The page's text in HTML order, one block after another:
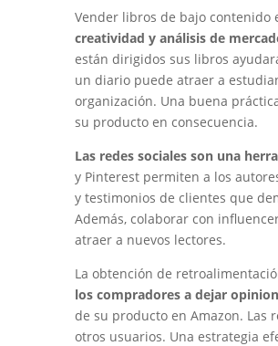
Vender libros de bajo contenido
creatividad y análisis de
están dirigidos sus libros
un diario puede atraer a
organización. Una buena
su producto en consecuencia.
Las redes sociales son una
y Pinterest permiten a los
y testimonios de clientes que
Además, colaborar con
atraer a nuevos lectores.
La obtención de
los compradores a dejar
de su producto en Amazon. Las
otros usuarios. Una estrategia